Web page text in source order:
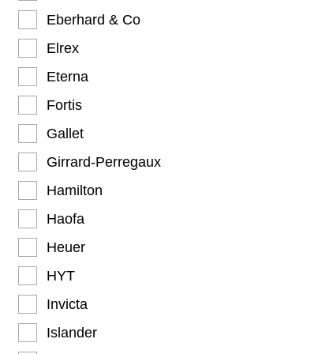
Eberhard & Co
Elrex
Eterna
Fortis
Gallet
Girrard-Perregaux
Hamilton
Haofa
Heuer
HYT
Invicta
Islander